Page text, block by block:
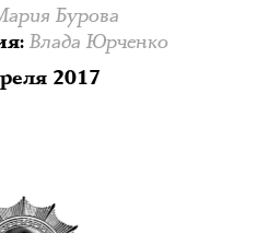
Бурова
: Влада Юрченко
2017